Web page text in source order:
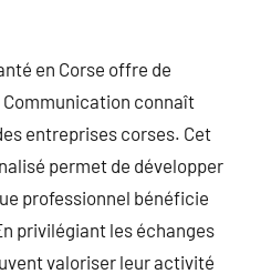
en Corse offre de
connaît
entreprises corses. Cet
permet de développer
professionnel bénéficie
privilégiant les échanges
valoriser leur activité